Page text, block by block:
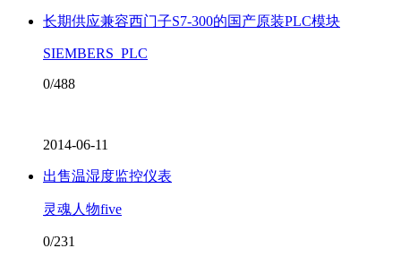
长期供应兼容西门子S7-300的国产原装PLC模块
SIEMBERS_PLC
0/488
2014-06-11
出售温湿度监控仪表
灵魂人物five
0/231